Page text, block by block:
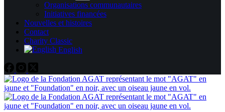
Organisations communautaires
Initiatives financées
Nouvelles et histoires
Contact
Charity Classic
English